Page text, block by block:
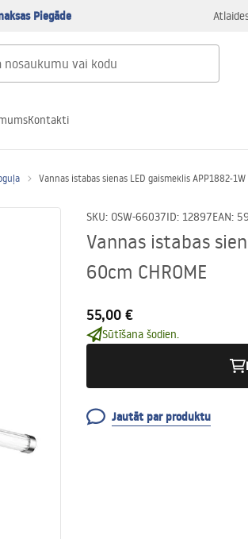
Piegāde
Kontakti
Vannas istabas sienas LED gaismeklis APP1882-1W
SKU: OSW-66037ID: 12897EAN:
Vannas istabas
60cm CHROME
55,00 €
Sūtīšana šodien.
Jautāt par produktu